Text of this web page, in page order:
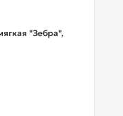
"Зебра",